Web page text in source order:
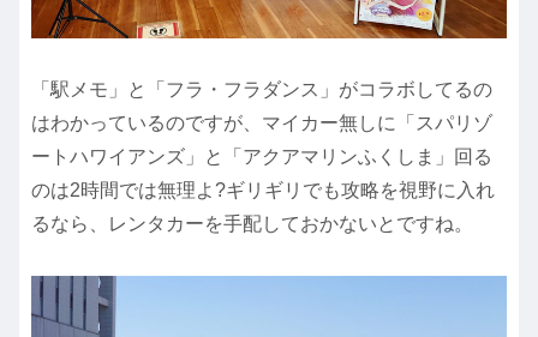
「駅メモ」と「フラ・フラダンス」がコラボしてるの
はわかっているのですが、マイカー無しに「スパリゾ
ートハワイアンズ」と「アクアマリンふくしま」回る
のは2時間では無理よ?ギリギリでも攻略を視野に入れ
るなら、レンタカーを手配しておかないとですね。